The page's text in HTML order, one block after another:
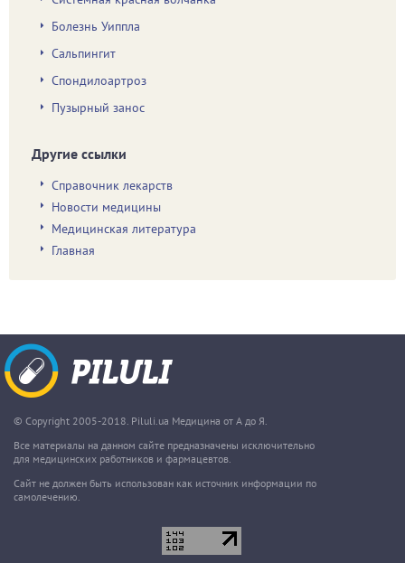
Болезнь Уиппла
Сальпингит
Спондилоартроз
Пузырный занос
Другие ссылки
Справочник лекарств
Новости медицины
Медицинская литература
Главная
© Copyright 2005-2018. Piluli.ua Медицина от А до Я.
Все материалы на данном сайте предназначены исключительно
для медицинских работников и фармацевтов.
Сайт не должен быть использован как источник информации по
самолечению.